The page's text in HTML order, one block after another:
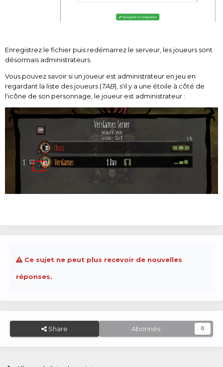
Enregistrez le fichier puis redémarrez le serveur, les joueurs sont
désormais administrateurs.
Vous pouvez savoir si un joueur est administrateur en jeu en
regardant la liste des joueurs (TAB), s'il y a une étoile à côté de
l'icône de son personnage, le joueur est administrateur :
Ce sujet ne peut plus recevoir de nouvelles
réponses.
Share Abonnés 0